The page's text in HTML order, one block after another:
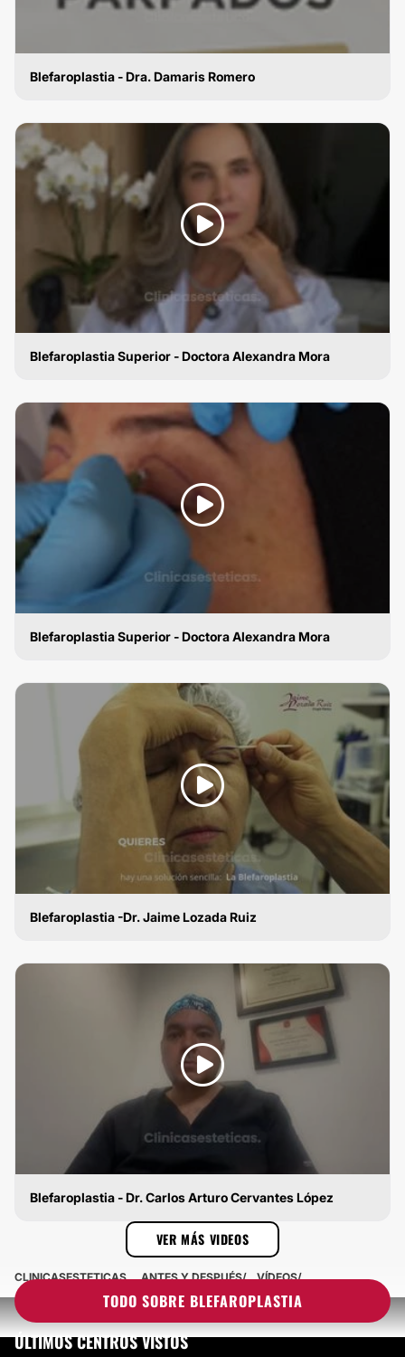
Blefaroplastia - Dra. Damaris Romero
Blefaroplastia Superior - Doctora Alexandra Mora
Blefaroplastia Superior - Doctora Alexandra Mora
Blefaroplastia -Dr. Jaime Lozada Ruiz
Blefaroplastia - Dr. Carlos Arturo Cervantes López
VER MÁS VIDEOS
TODO SOBRE BLEFAROPLASTIA
CLINICASESTETICAS ANTES Y DESPUÉS VÍDEOS
ÚLTIMOS CENTROS VISTOS